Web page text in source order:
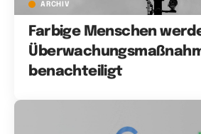
ARCHIV
Farbige Menschen
benachteiligt